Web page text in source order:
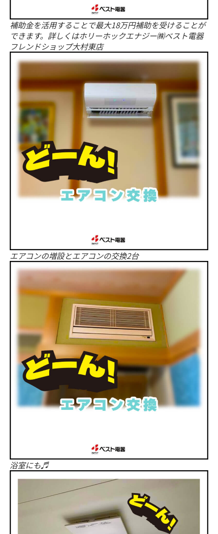
補助金を活用することで最大18万円補助を受けることが
できます。詳しくはホリーホックエナジー㈱ベスト電器
フレンドショップ大村東店
エアコンの増設とエアコンの交換2台
浴室にも♬